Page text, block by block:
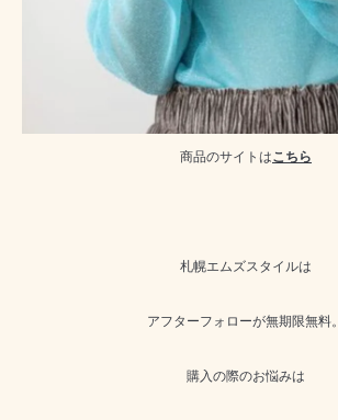
商品のサイトはこちら
札幌エムズスタイルは
アフターフォローが無期限無料。
購入の際のお悩みは